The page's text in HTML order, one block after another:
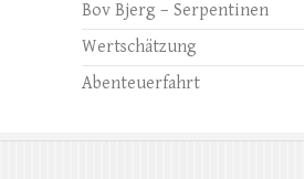
Bov Bjerg – Serpentinen
Wertschätzung
Abenteuerfahrt